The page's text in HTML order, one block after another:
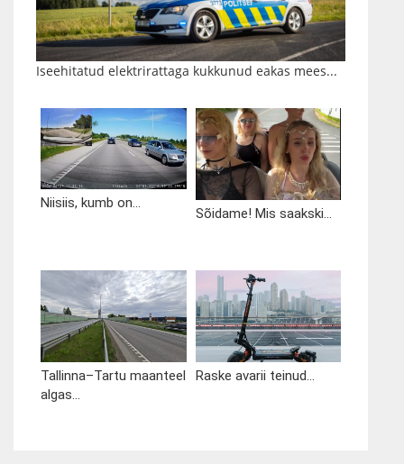
Iseehitatud elektrirattaga kukkunud eakas mees...
Niisiis, kumb on...
Sõidame! Mis saakski...
Tallinna–Tartu maanteel
algas...
Raske avarii teinud...